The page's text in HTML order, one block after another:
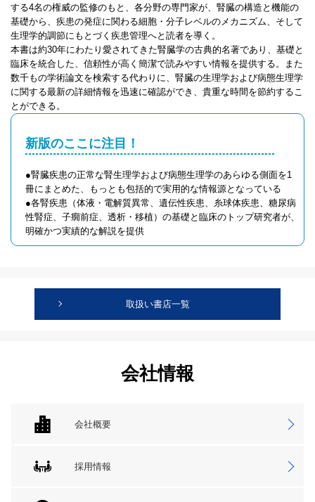
する4名の権威の監修のもと、各分野の専門家が、腎臓の構造と機能の
基礎から、疾患の発症に関わる細胞・分子レベルのメカニズム、そして
生理学的調節にもとづく疾患管理へと読者を導く。
本書は約30年にわたり愛されてきた腎臓学の古典的名著であり、基礎と
臨床を統合した、信頼性が高く簡潔で読みやすい情報を提供する。また
数千もの学術論文を検索する代わりに、腎臓の生理学および病態生理学
に関する最新の詳細情報を迅速に確認ができ、貴重な時間を節約するこ
とができる。
新版のここに注目！
●腎臓疾患の正常な腎生理学および病態生理学のあらゆる側面を1
冊にまとめた、もっとも包括的で実用的な情報源となっている
●各腎疾患（体液・電解質異常、遺伝性疾患、糸球体疾患、糖尿病
性腎症、子癇前症、透析・移植）の基礎と臨床のトップ研究者が、
明確かつ実績的な解説を提供
取扱い書店一覧
会社情報
会社概要
採用情報